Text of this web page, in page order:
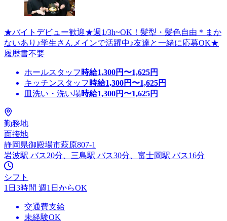
★バイトデビュー歓迎★週1/3h~OK！髪型・髪色自由＊まか
ないあり♪学生さんメインで活躍中♪友達と一緒に応募OK★
履歴書不要
ホールスタッフ 時給1,300円〜1,625円
キッチンスタッフ 時給1,300円〜1,625円
皿洗い・洗い場時給1,300円〜1,625円
勤務地
面接地
静岡県御殿場市萩原807-1
岩波駅 バス20分、三島駅 バス30分、富士岡駅 バス16分
シフト
1日3時間 週1日からOK
交通費支給
未経験OK